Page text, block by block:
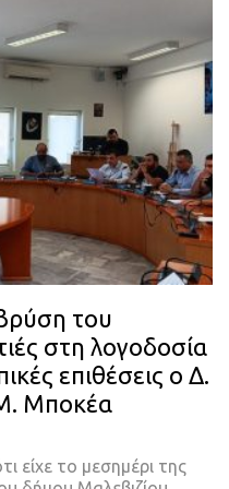
του
στη λογοδοσία
επιθέσεις ο Δ.
Μποκέα
είχε το μεσημέρι της